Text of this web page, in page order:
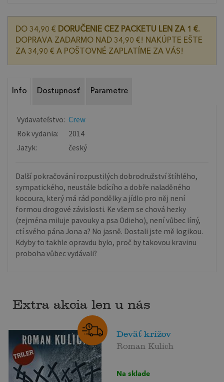
DO 34,90 € DORUČENIE CEZ PACKETU LEN ZA 1 €.
DOPRAVA ZADARMO NAD 34,90 €! NAKÚPTE EŠTE
ZA 34,90 € A POŠTOVNÉ ZAPLATÍME ZA VÁS!
Info Dostupnosť Parametre
Vydavateľstvo: Crew
Rok vydania:
2014
Jazyk:
český
Další pokračování rozpustilých dobrodružství štíhlého,
sympatického, neustále bdícího a dobře naladěného
kocoura, který má rád pondělky a jídlo pro něj není
formou drogové závislosti. Ke všem se chová hezky
(zejména miluje pavouky a psa Odieho), není vůbec líný,
ctí svého pána Jona a? No jasně. Dostali jste mě logikou.
Kdyby to takhle opravdu bylo, proč by takovou kravinu
proboha vůbec vydávali?
Extra akcia len u nás
Deväť krížov
Roman Kulich
Na sklade